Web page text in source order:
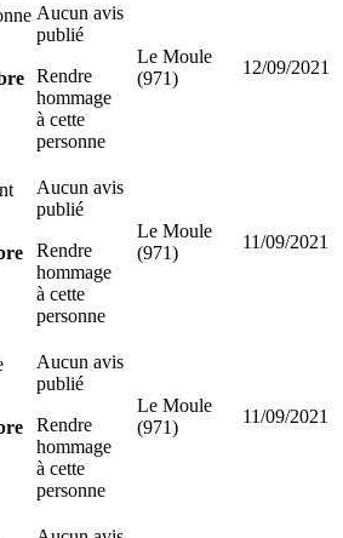
Aucun avis
publié
Rendre
hommage
à cette
personne
Le Moule
(971)
12/09/2021
Aucun avis
publié
Rendre
hommage
à cette
personne
Le Moule
(971)
11/09/2021
Aucun avis
publié
Rendre
hommage
à cette
personne
Le Moule
(971)
11/09/2021